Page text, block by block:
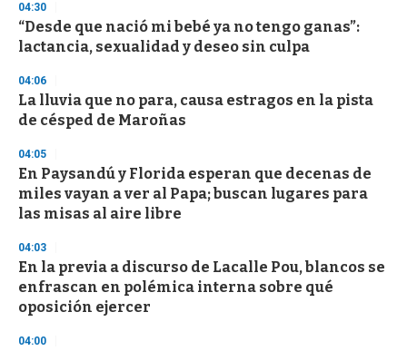
n
d
s
04:30
“Desde que nació mi bebé ya no tengo ganas”:
lactancia, sexualidad y deseo sin culpa
04:06
La lluvia que no para, causa estragos en la pista
de césped de Maroñas
04:05
En Paysandú y Florida esperan que decenas de
miles vayan a ver al Papa; buscan lugares para
las misas al aire libre
04:03
En la previa a discurso de Lacalle Pou, blancos se
enfrascan en polémica interna sobre qué
oposición ejercer
04:00